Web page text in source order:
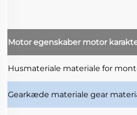
Motor egenskaber motor
Husmateriale materiale for
Gearkæde materiale gear